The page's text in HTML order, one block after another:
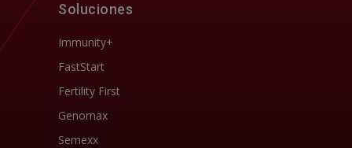
Soluciones
Immunity+
FastStart
Fertility First
Genomax
Semexx